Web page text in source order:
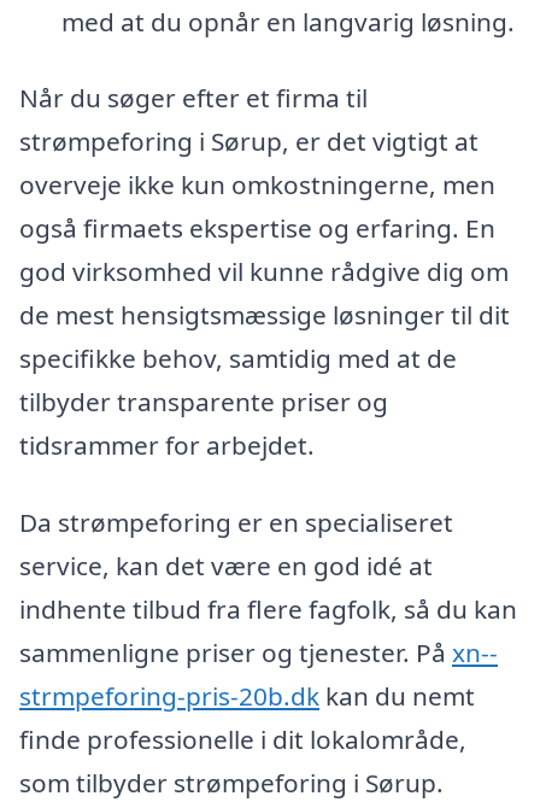
med at du opnår en langvarig løsning.
Når du søger efter et firma til
strømpeforing i Sørup, er det vigtigt at
overveje ikke kun omkostningerne, men
også firmaets ekspertise og erfaring. En
god virksomhed vil kunne rådgive dig om
de mest hensigtsmæssige løsninger til dit
specifikke behov, samtidig med at de
tilbyder transparente priser og
tidsrammer for arbejdet.
Da strømpeforing er en specialiseret
service, kan det være en god idé at
indhente tilbud fra flere fagfolk, så du kan
sammenligne priser og tjenester. På xn--
strmpeforing-pris-20b.dk kan du nemt
finde professionelle i dit lokalområde,
som tilbyder strømpeforing i Sørup.